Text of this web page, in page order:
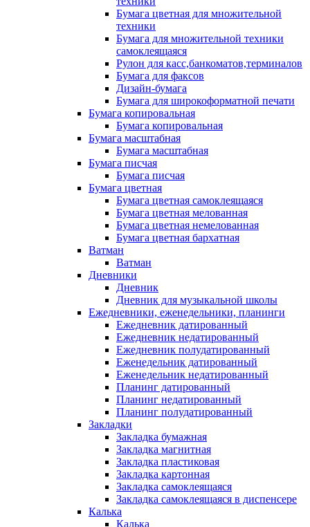
Бумага цветная для множительной
техники
Бумага для множительной техники
самоклеящаяся
Рулон для касс,банкоматов,терминалов
Бумага для факсов
Дизайн-бумага
Бумага для широкоформатной печати
Бумага копировальная
Бумага копировальная
Бумага масштабная
Бумага масштабная
Бумага писчая
Бумага писчая
Бумага цветная
Бумага цветная самоклеящаяся
Бумага цветная мелованная
Бумага цветная немелованная
Бумага цветная бархатная
Ватман
Ватман
Дневники
Дневник
Дневник для музыкальной школы
Ежедневники, еженедельники, планинги
Ежедневник датированный
Ежедневник недатированный
Ежедневник полудатированный
Еженедельник датированный
Еженедельник недатированный
Планинг датированный
Планинг недатированный
Планинг полудатированный
Закладки
Закладка бумажная
Закладка магнитная
Закладка пластиковая
Закладка картонная
Закладка самоклеящаяся
Закладка самоклеящаяся в диспенсере
Калька
Калька